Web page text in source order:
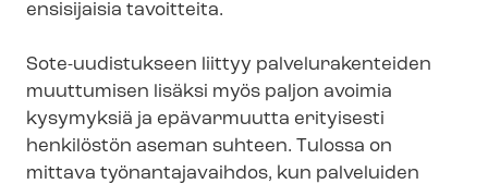
ensisijaisia tavoitteita.
Sote-uudistukseen liittyy pal­ve­lu­ra­ken­tei­den
muuttumisen lisäksi myös paljon avoimia
kysymyksiä ja epävarmuutta erityisesti
henkilöstön aseman suhteen. Tulossa on
mittava työnantajavaihdos, kun palveluiden